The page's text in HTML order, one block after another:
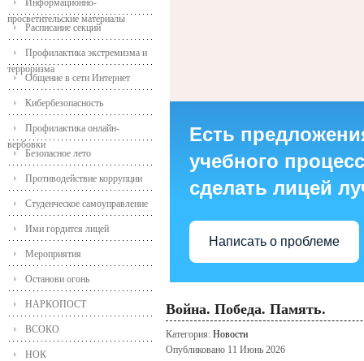
просветительские материалы
Расписание секций
Профилактика экстремизма и
терроризма
Общение в сети Интернет
Кибербезопасность
Профилактика онлайн-
вербовки
Безопасное лето
Противодействие коррупции
Студенческое самоуправление
Ими гордится лицей
Мероприятия
Останови огонь
НАРКОПОСТ
ВСОКО
НОК
Есть
учебного
сделать лицей
Написать о проблеме
Война. Победа. Память.
Категория: Новости
Опубликовано 11 Июнь 2026